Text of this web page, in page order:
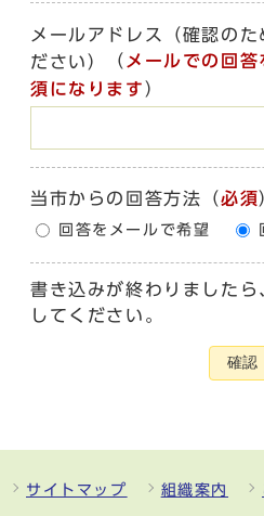
メールアドレス（確認のた
ださい）
（ メールでの回
須になります ）
当市からの回答方法 （必須
回答をメールで希望
書き込みが終わりました
してください。
確認
サイトマップ 組織案内